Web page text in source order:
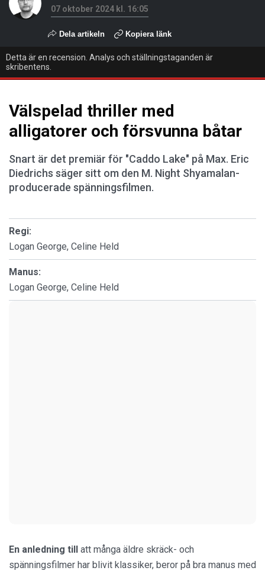
07 oktober 2024 kl. 16:05
Dela artikeln Kopiera länk
Detta är en recension. Analys och ställningstaganden är
skribentens.
Välspelad thriller med
alligatorer och försvunna båtar
Snart är det premiär för "Caddo Lake" på Max. Eric
Diedrichs säger sitt om den M. Night Shyamalan-
producerade spänningsfilmen.
Regi:
Logan George, Celine Held
Manus:
Logan George, Celine Held
En anledning till att många äldre skräck- och
spänningsfilmer har blivit klassiker, beror på bra manus med